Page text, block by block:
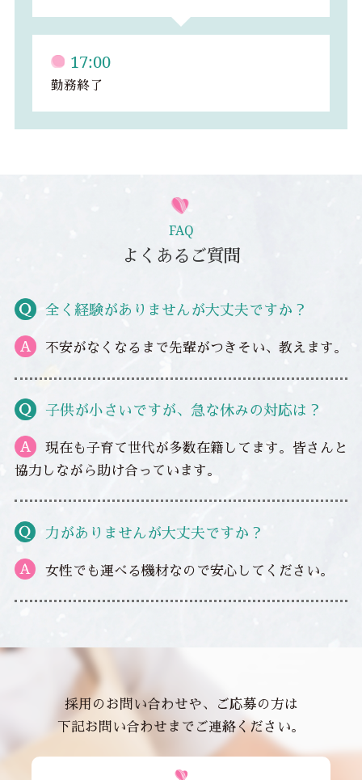
17:00
勤務終了
FAQ
よくあるご質問
全く経験がありませんが大丈夫ですか？
不安がなくなるまで先輩がつきそい、教えます。
子供が小さいですが、急な休みの対応は？
現在も子育て世代が多数在籍してます。皆さんと
協力しながら助け合っています。
力がありませんが大丈夫ですか？
女性でも運べる機材なので安心してください。
採用のお問い合わせや、ご応募の方は
下記お問い合わせまでご連絡ください。